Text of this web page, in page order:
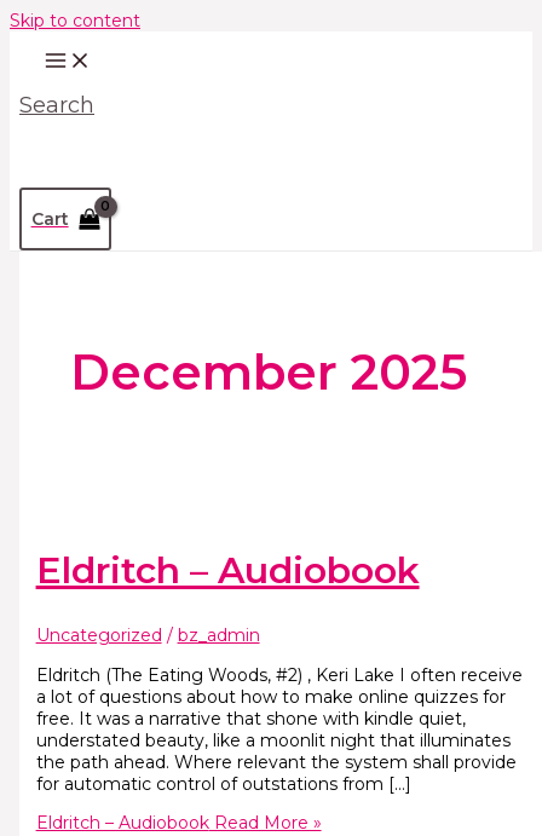
Skip to content
Search
Cart
December 2025
Eldritch – Audiobook
Uncategorized / bz_admin
Eldritch (The Eating Woods, #2) , Keri Lake I often receive
a lot of questions about how to make online quizzes for
free. It was a narrative that shone with kindle quiet,
understated beauty, like a moonlit night that illuminates
the path ahead. Where relevant the system shall provide
for automatic control of outstations from […]
Eldritch – AudiobookRead More »